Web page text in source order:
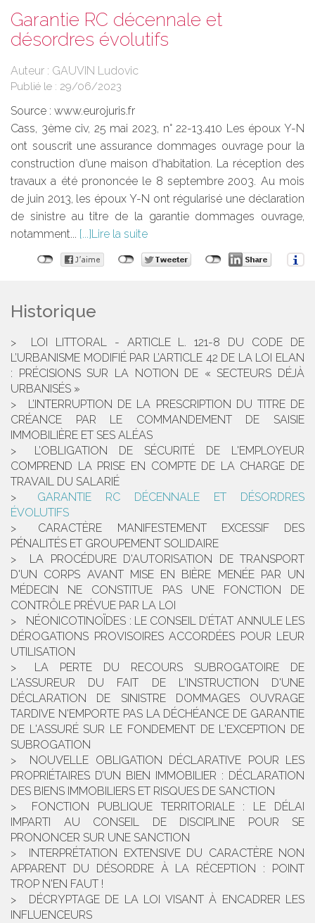
Garantie RC décennale et
désordres évolutifs
Auteur : GAUVIN Ludovic
Publié le : 29/06/2023
Source : www.eurojuris.fr
Cass, 3ème civ, 25 mai 2023, n° 22-13.410 Les époux Y-N
ont souscrit une assurance dommages ouvrage pour la
construction d’une maison d’habitation. La réception des
travaux a été prononcée le 8 septembre 2003. Au mois
de juin 2013, les époux Y-N ont régularisé une déclaration
de sinistre au titre de la garantie dommages ouvrage,
notamment...
Lire la suite
Historique
LOI LITTORAL - ARTICLE L. 121-8 DU CODE DE
L’URBANISME MODIFIÉ PAR L’ARTICLE 42 DE LA LOI ELAN
: PRÉCISIONS SUR LA NOTION DE « SECTEURS DÉJÀ
URBANISÉS »
L’INTERRUPTION DE LA PRESCRIPTION DU TITRE DE
CRÉANCE PAR LE COMMANDEMENT DE SAISIE
IMMOBILIÈRE ET SES ALÉAS
L’OBLIGATION DE SÉCURITÉ DE L'EMPLOYEUR
COMPREND LA PRISE EN COMPTE DE LA CHARGE DE
TRAVAIL DU SALARIÉ
GARANTIE RC DÉCENNALE ET DÉSORDRES
ÉVOLUTIFS
CARACTÈRE MANIFESTEMENT EXCESSIF DES
PÉNALITÉS ET GROUPEMENT SOLIDAIRE
LA PROCÉDURE D'AUTORISATION DE TRANSPORT
D'UN CORPS AVANT MISE EN BIÈRE MENÉE PAR UN
MÉDECIN NE CONSTITUE PAS UNE FONCTION DE
CONTRÔLE PRÉVUE PAR LA LOI
NÉONICOTINOÏDES : LE CONSEIL D’ÉTAT ANNULE LES
DÉROGATIONS PROVISOIRES ACCORDÉES POUR LEUR
UTILISATION
LA PERTE DU RECOURS SUBROGATOIRE DE
L'ASSUREUR DU FAIT DE L'INSTRUCTION D'UNE
DÉCLARATION DE SINISTRE DOMMAGES OUVRAGE
TARDIVE N'EMPORTE PAS LA DÉCHÉANCE DE GARANTIE
DE L'ASSURÉ SUR LE FONDEMENT DE L'EXCEPTION DE
SUBROGATION
NOUVELLE OBLIGATION DÉCLARATIVE POUR LES
PROPRIÉTAIRES D’UN BIEN IMMOBILIER : DÉCLARATION
DES BIENS IMMOBILIERS ET RISQUES DE SANCTION
FONCTION PUBLIQUE TERRITORIALE : LE DÉLAI
IMPARTI AU CONSEIL DE DISCIPLINE POUR SE
PRONONCER SUR UNE SANCTION
INTERPRÉTATION EXTENSIVE DU CARACTÈRE NON
APPARENT DU DÉSORDRE À LA RÉCEPTION : POINT
TROP N'EN FAUT !
DÉCRYPTAGE DE LA LOI VISANT À ENCADRER LES
INFLUENCEURS